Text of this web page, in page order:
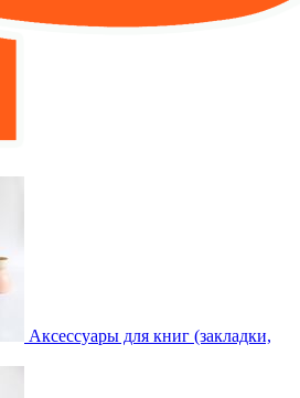
Аксессуары для книг (закладки,